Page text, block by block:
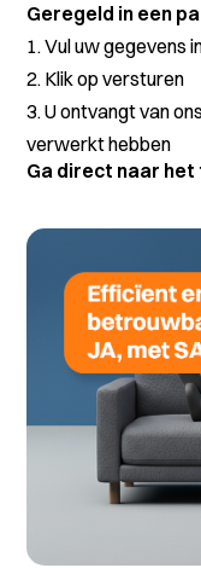
Geregeld in een
1. Vul uw gegevens
2. Klik op versturen
3. U ontvangt van
verwerkt hebben
Ga direct naar